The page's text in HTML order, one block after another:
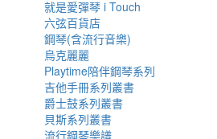
就是愛彈琴 i Touch
六弦百貨店
鋼琴(含流行音樂)
烏克麗麗
Playtime陪伴鋼琴系列
吉他手冊系列叢書
爵士鼓系列叢書
貝斯系列叢書
流行鋼琴樂譜